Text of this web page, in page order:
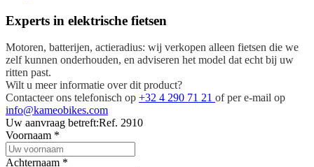
Experts in elektrische fietsen
Motoren, batterijen, actieradius: wij verkopen alleen fietsen die we
zelf kunnen onderhouden, en adviseren het model dat echt bij uw
ritten past.
Wilt u meer informatie over dit product?
Contacteer ons telefonisch op +32 4 290 71 21 of per e-mail op
info@kameobikes.com
Uw aanvraag betreft:Ref. 2910
Voornaam *
Achternaam *